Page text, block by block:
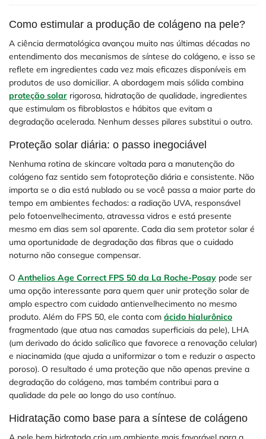
Como estimular a produção de colágeno na pele?
A ciência dermatológica avançou muito nas últimas décadas no
entendimento dos mecanismos de síntese do colágeno, e isso se
reflete em ingredientes cada vez mais eficazes disponíveis em
produtos de uso domiciliar. A abordagem mais sólida combina
proteção solar rigorosa, hidratação de qualidade, ingredientes
que estimulam os fibroblastos e hábitos que evitam a
degradação acelerada. Nenhum desses pilares substitui o outro.
Proteção solar diária: o passo inegociável
Nenhuma rotina de skincare voltada para a manutenção do
colágeno faz sentido sem fotoproteção diária e consistente. Não
importa se o dia está nublado ou se você passa a maior parte do
tempo em ambientes fechados: a radiação UVA, responsável
pelo fotoenvelhecimento, atravessa vidros e está presente
mesmo em dias sem sol aparente. Cada dia sem protetor solar é
uma oportunidade de degradação das fibras que o cuidado
noturno não consegue compensar.
O Anthelios Age Correct FPS 50 da La Roche-Posay pode ser
uma opção interessante para quem quer unir proteção solar de
amplo espectro com cuidado antienvelhecimento no mesmo
produto. Além do FPS 50, ele conta com ácido hialurônico
fragmentado (que atua nas camadas superficiais da pele), LHA
(um derivado do ácido salicílico que favorece a renovação celular)
e niacinamida (que ajuda a uniformizar o tom e reduzir o aspecto
poroso). O resultado é uma proteção que não apenas previne a
degradação do colágeno, mas também contribui para a
qualidade da pele ao longo do uso contínuo.
Hidratação como base para a síntese de colágeno